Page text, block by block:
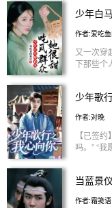
一开始以
亲的喘不
有用了
新坑《狐
啦！！
我岂不是
少年白
作者:爱吃
又一次穿
下那些个
少年歌
作者:对晚
【已签
吗。” “
当蓝景
作者:霜笺语